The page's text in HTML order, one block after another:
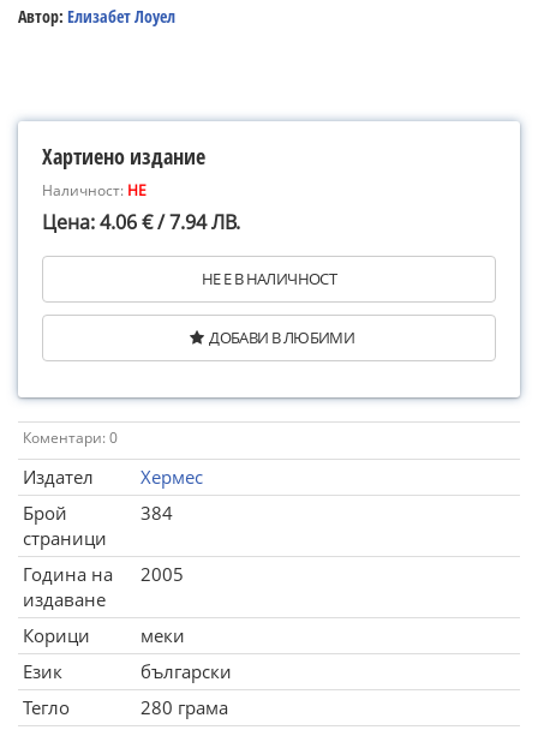
Автор: Елизабет Лоуел
Хартиено издание
Наличност: НЕ
Цена: 4.06 € / 7.94 ЛВ.
НЕ Е В НАЛИЧНОСТ
ДОБАВИ В ЛЮБИМИ
Коментари: 0
Издател
Хермес
Брой
страници
384
Година на
издаване
2005
Корици
меки
Език
български
Тегло
280 грама